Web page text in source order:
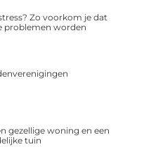
Zo voorkom je dat
problemen worden
gezellige woning en een
tuin